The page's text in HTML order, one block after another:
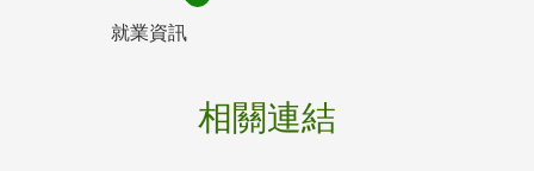
就業資訊
相關連結